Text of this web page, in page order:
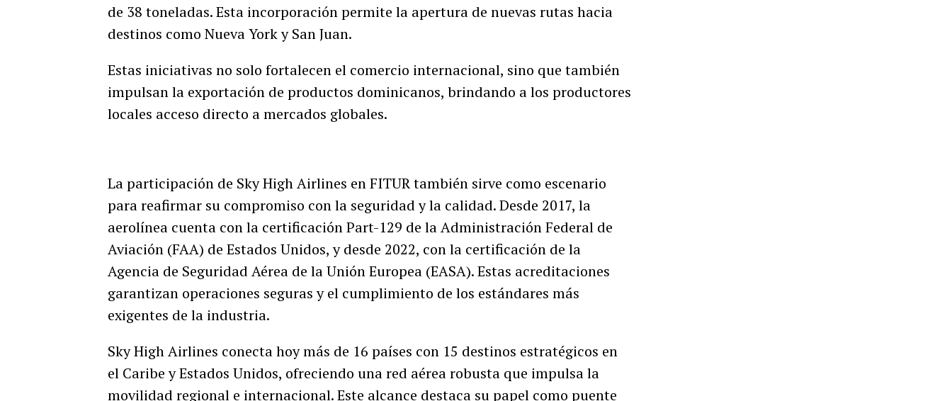
de 38 toneladas. Esta incorporación permite la apertura de nuevas rutas hacia
destinos como Nueva York y San Juan.
Estas iniciativas no solo fortalecen el comercio internacional, sino que también
impulsan la exportación de productos dominicanos, brindando a los productores
locales acceso directo a mercados globales.
La participación de Sky High Airlines en FITUR también sirve como escenario
para reafirmar su compromiso con la seguridad y la calidad. Desde 2017, la
aerolínea cuenta con la certificación Part-129 de la Administración Federal de
Aviación (FAA) de Estados Unidos, y desde 2022, con la certificación de la
Agencia de Seguridad Aérea de la Unión Europea (EASA). Estas acreditaciones
garantizan operaciones seguras y el cumplimiento de los estándares más
exigentes de la industria.
Sky High Airlines conecta hoy más de 16 países con 15 destinos estratégicos en
el Caribe y Estados Unidos, ofreciendo una red aérea robusta que impulsa la
movilidad regional e internacional. Este alcance destaca su papel como puente